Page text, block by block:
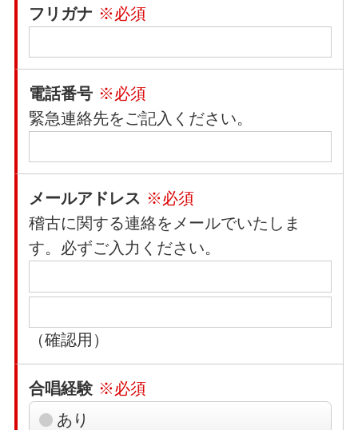
フリガナ ※必須
電話番号 ※必須
緊急連絡先をご記入ください。
メールアドレス ※必須
稽古に関する連絡をメールでいたしま
す。必ずご入力ください。
（確認用）
合唱経験 ※必須
あり